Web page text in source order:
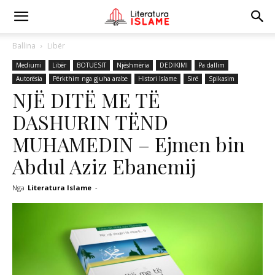
Ballina Libër
Mediumi Libër BOTUESIT Njëshmëria DEDIKIMI
Pa dallim
Autorësia
Përkthim nga gjuha arabe Histori Islame Sirë Spikasim
NJË DITË ME TË
DASHURIN TËND
MUHAMEDIN – Ejmen bin
Abdul Aziz Ebanemij
Nga Literatura Islame -